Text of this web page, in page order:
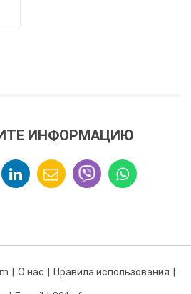
ИНФОРМАЦИЮ
О нас Правила использования